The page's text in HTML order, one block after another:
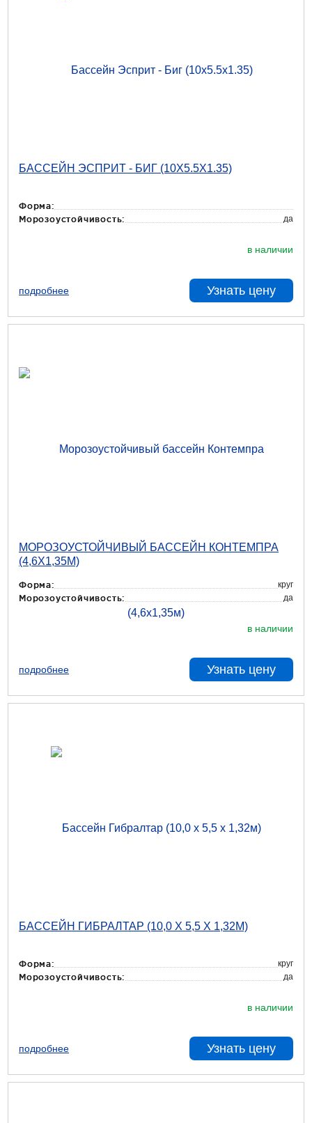
БАССЕЙН ЭСПРИТ - БИГ (10Х5.5Х1.35)
Форма:
Морозоустойчивость:
да
в наличии
подробнее Узнать цену
МОРОЗОУСТОЙЧИВЫЙ БАССЕЙН КОНТЕМПРА
(4,6Х1,35М)
Форма: круг
Морозоустойчивость: да
в наличии
подробнее Узнать цену
БАССЕЙН ГИБРАЛТАР (10,0 Х 5,5 Х 1,32М)
Форма: круг
Морозоустойчивость: да
в наличии
подробнее Узнать цену